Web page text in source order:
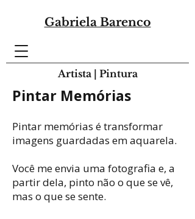
Gabriela Barenco
Artista | Pintura
Pintar Memórias
Pintar memórias é transformar
imagens guardadas em aquarela.
Você me envia uma fotografia e, a
partir dela, pinto não o que se vê,
mas o que se sente.